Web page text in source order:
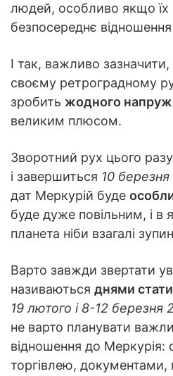
людей, особливо якщо їх
безпосереднє
І так, важливо
своєму ретроградному
зробить жодного
великим плюсом.
Зворотний рух цього
і завершиться 10
дат Меркурій буде
буде дуже повільним, і в
планета ніби взагалі
Варто завжди звертати
називаються днями
19 лютого і 8-12 березня
не варто планувати
відношення до Меркурія:
торгівлею, документами,